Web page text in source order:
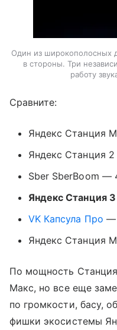
Один из широкополосных
в стороны. Три
работу
Сравните:
Яндекс Станция
Яндекс Станция
Sber SberBoom —
Яндекс Станция
VK Капсула Про —
Яндекс Станция
По мощность
Макс, но все еще
по громкости, басу,
фишки экосистемы